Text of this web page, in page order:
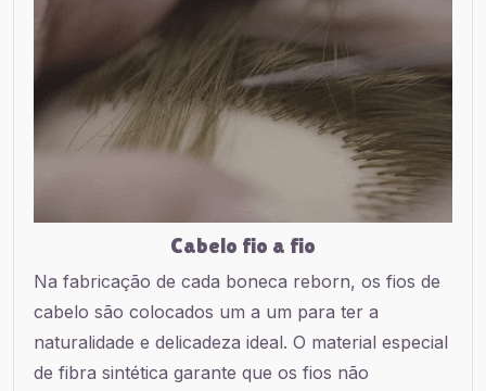
Cabelo fio a fio
Na fabricação de cada boneca reborn, os fios de
cabelo são colocados um a um para ter a
naturalidade e delicadeza ideal. O material especial
de fibra sintética garante que os fios não